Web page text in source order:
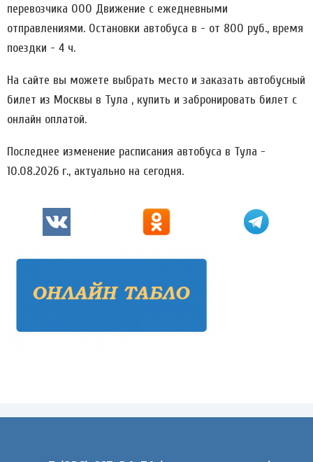
перевозчика ООО Движение c ежедневными
отправлениями. Остановки автобуса в - от 800 руб., время
поездки - 4 ч.
На сайте вы можете выбрать место и заказать автобусный
билет из Москвы в Тула , купить и забронировать билет с
онлайн оплатой.
Последнее изменение расписания автобуса в Тула -
10.08.2026 г., актуально на сегодня.